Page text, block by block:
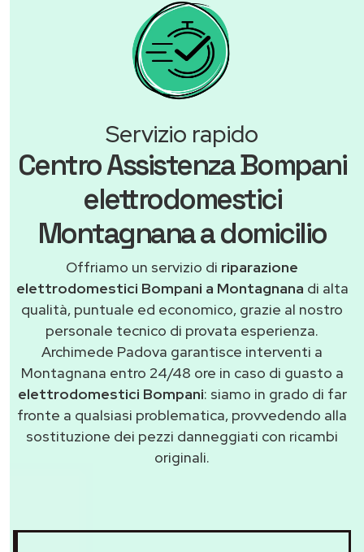
Servizio rapido
Centro Assistenza Bompani
elettrodomestici
Montagnana a domicilio
Offriamo un servizio di riparazione
elettrodomestici Bompani a Montagnana di alta
qualità, puntuale ed economico, grazie al nostro
personale tecnico di provata esperienza.
Archimede Padova garantisce interventi a
Montagnana entro 24/48 ore in caso di guasto a
elettrodomestici Bompani: siamo in grado di far
fronte a qualsiasi problematica, provvedendo alla
sostituzione dei pezzi danneggiati con ricambi
originali.